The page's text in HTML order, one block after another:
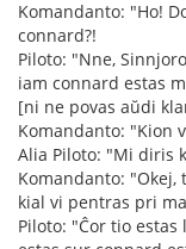
Komandanto: "Ho!
connard?!
Piloto: "Nne,
iam connard estas
[ni ne povas aŭdi
Komandanto: "Kion
Alia Piloto: "Mi diris
Komandanto:
kial vi pentras pri
Piloto: "Ĉor tio